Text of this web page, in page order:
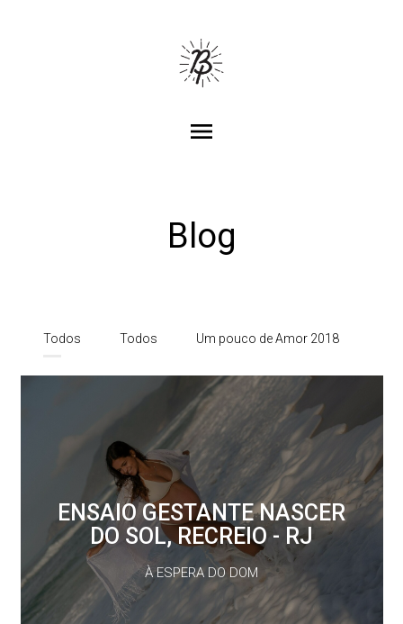
menu
Blog
Todos Todos Um pouco de Amor 2018
ENSAIO GESTANTE NASCER
DO SOL, RECREIO - RJ
À ESPERA DO DOM